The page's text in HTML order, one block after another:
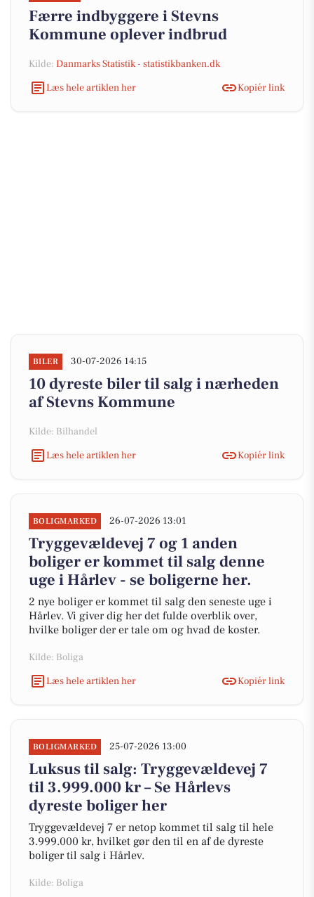
Færre indbyggere i Stevns
Kommune oplever indbrud
Kilde: Danmarks Statistik - statistikbanken.dk
Læs hele artiklen her
Kopiér link
BILER 30-07-2026 14:15
10 dyreste biler til salg i nærheden
af Stevns Kommune
Kilde: Bilhandel
Læs hele artiklen her
Kopiér link
BOLIGMARKED 26-07-2026 13:01
Tryggevældevej 7 og 1 anden
boliger er kommet til salg denne
uge i Hårlev - se boligerne her.
2 nye boliger er kommet til salg den seneste uge i
Hårlev. Vi giver dig her det fulde overblik over,
hvilke boliger der er tale om og hvad de koster.
Kilde: Boliga
Læs hele artiklen her
Kopiér link
BOLIGMARKED 25-07-2026 13:00
Luksus til salg: Tryggevældevej 7
til 3.999.000 kr – Se Hårlevs
dyreste boliger her
Tryggevældevej 7 er netop kommet til salg til hele
3.999.000 kr, hvilket gør den til en af de dyreste
boliger til salg i Hårlev.
Kilde: Boliga